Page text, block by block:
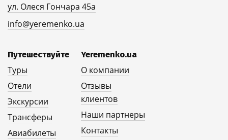
ул. Олеся Гончара 45а
info@yeremenko.ua
Путешествуйте
Туры
Отели
Экскурсии
Трансферы
Авиабилеты
Yeremenko.ua
О компании
Отзывы
клиентов
Наши партнеры
Контакты